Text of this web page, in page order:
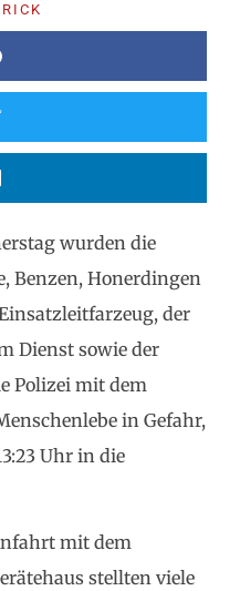
wurden die
Benzen, Honerdingen
der
Dienst sowie der
Polizei mit dem
in Gefahr,
Uhr in die
mit dem
stellten viele